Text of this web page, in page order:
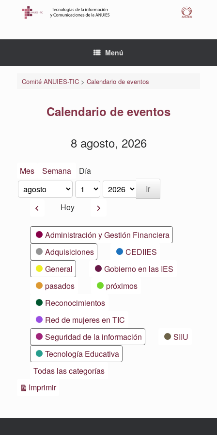
Menú
Comité ANUIES-TIC> Calendario de eventos
Calendario de eventos
8 agosto, 2026
Mes Semana Día
Mes
Día
Año
AnteriorHoy Siguiente
CategoríasAdministración y Gestión Financiera
Adquisiciones
CEDIIES
General
Gobierno en las IES
pasados
próximos
Reconocimientos
Red de mujeres en TIC
Seguridad de la información
SIIU
Tecnología Educativa
Todas las categorías
ImprimirVistas